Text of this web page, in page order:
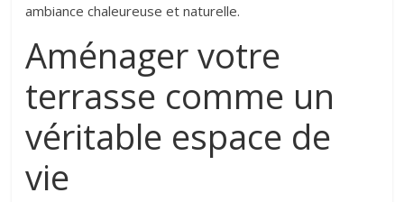
ambiance chaleureuse et naturelle.
Aménager votre
terrasse comme un
véritable espace de
vie